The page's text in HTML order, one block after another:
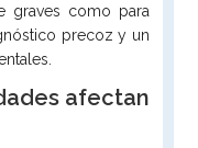
graves como para
precoz y un
afectan